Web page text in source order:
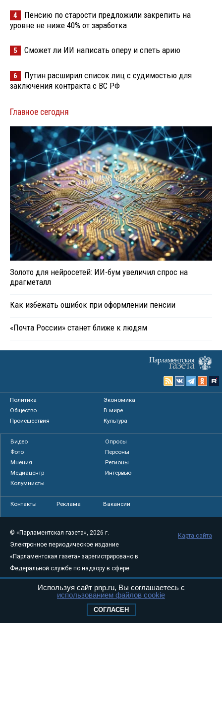
4
Пенсию по старости предложили закрепить на
уровне не ниже 40% от заработка
5 Сможет ли ИИ написать оперу и спеть арию
6
Путин расширил список лиц с судимостью для
заключения контракта с ВС РФ
Главное сегодня
Золото для нейросетей: ИИ-бум увеличил спрос на
драгметалл
Как избежать ошибок при оформлении пенсии
«Почта России» станет ближе к людям
Политика
Экономика
Общество
В мире
Происшествия
Культура
Видео
Опросы
Фото
Персоны
Мнения
Регионы
Медиацентр
Интервью
Колумнисты
Контакты Реклама Вакансии
© «Парламентская газета», 2026 г.
Электронное периодическое издание
«Парламентская газета» зарегистрировано в
Федеральной службе по надзору в сфере
связи, информационных технологий и
массовых коммуникаций (Роскомнадзор) 05
Свидетельство о регистрации Эл № ФС77-
Карта сайта
Используя сайт pnp.ru, Вы соглашаетесь с
использованием файлов cookie
СОГЛАСЕН